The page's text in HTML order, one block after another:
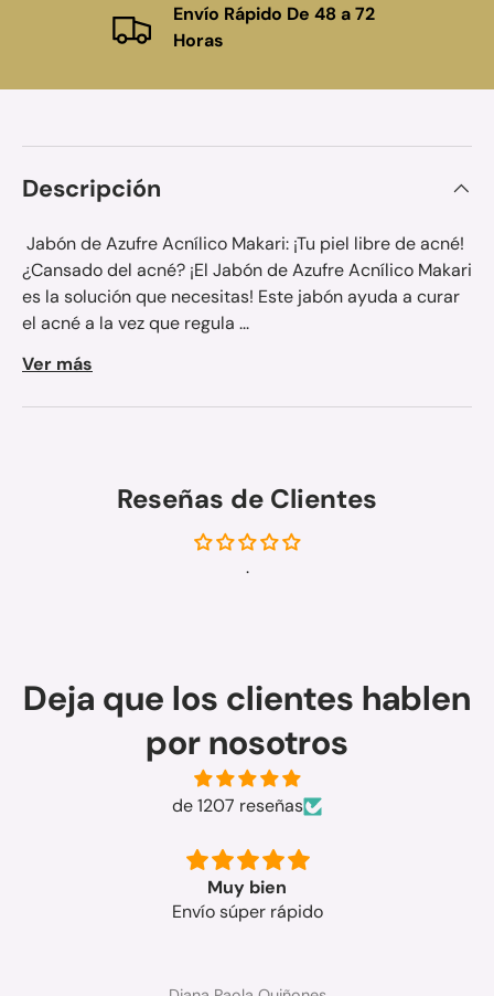
Envío Rápido De 48 a 72
Horas
Descripción
Jabón de Azufre Acnílico Makari: ¡Tu piel libre de acné!
¿Cansado del acné? ¡El Jabón de Azufre Acnílico Makari
es la solución que necesitas! Este jabón ayuda a curar
el acné a la vez que regula ...
Ver más
Reseñas de Clientes
.
Deja que los clientes hablen
por nosotros
de 1207 reseñas
Muy bien
Envío súper rápido